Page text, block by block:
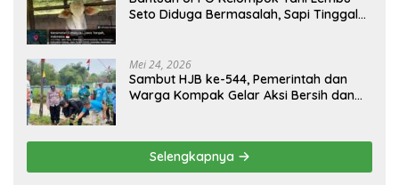
Seto Diduga Bermasalah, Sapi Tinggal
Mei 24, 2026
Sambut HJB ke-544, Pemerintah dan
Warga Kompak Gelar Aksi Bersih dan
Selengkapnya